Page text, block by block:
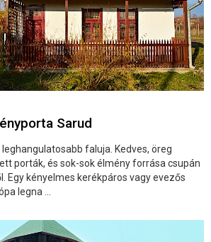
Sarud
faluja. Kedves, öreg
porták, és sok-sok élmény forrása csupán
Egy kényelmes kerékpáros vagy evezős
legna ...